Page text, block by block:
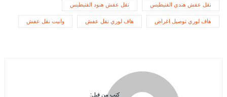
نقل عفش هندي الفنيطيس نقل عفش هنود الفنيطيس
هاف لوري توصيل اغراض هاف لوري نقل عفش وانيت نقل عفش
كتب من قبل: